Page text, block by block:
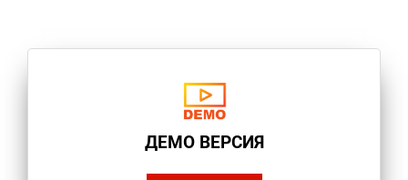
ДЕМО ВЕРСИЯ